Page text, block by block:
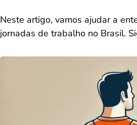
Neste artigo, vamos ajudar a
jornadas de trabalho no Brasil.